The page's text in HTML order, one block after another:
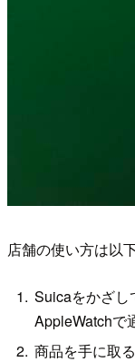
店舗の使い方は以
Suicaをかざし
AppleWatchで
商品を手に取る